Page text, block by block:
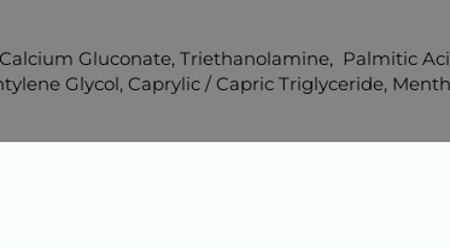
Gluconate, Triethanolamine, Palmitic
Glycol, Caprylic / Capric Triglyceride,